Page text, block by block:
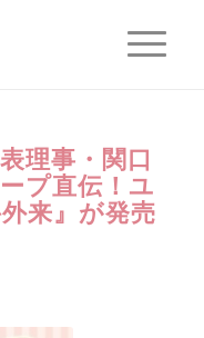
理事・関口
プ直伝！ユ
来』が発売